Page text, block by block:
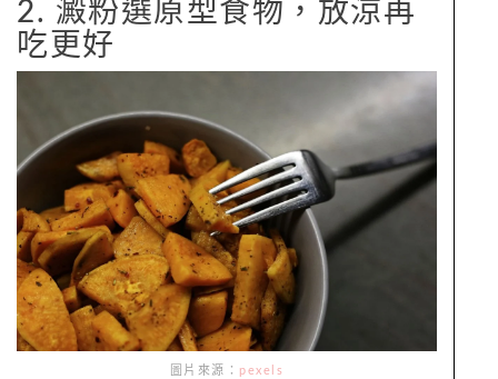
2. 澱粉選原型食物，放涼再
吃更好
圖片來源： pexels